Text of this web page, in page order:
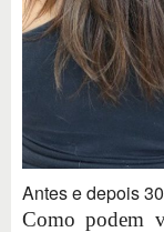
Antes e depois
Como podem